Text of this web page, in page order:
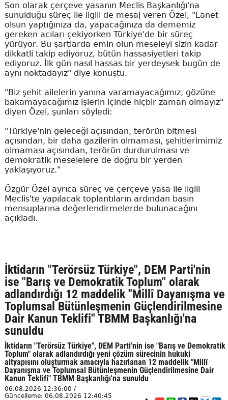
Son olarak çerçeve yasanın Meclis Başkanlığı'na
sunulduğu süreç ile ilgili de mesaj veren Özel, "Lanet
olsun yaptığınıza da, yapacağınıza da dememiz
gereken acıları çekiyorken Türkiye'de bir süreç
yürüyor. Bu şartlarda emin olun meseleyi sizin kadar
dikkatli takip ediyoruz, bütün hassasiyetleri takip
ediyoruz. İlk gün nasıl hassas bir yerdeysek bugün de
aynı noktadayız" diye konuştu.
"Biz şehit ailelerin yanına varamayacağımız, gözüne
bakamayacağımız işlerin içinde hiçbir zaman olmayız"
diyen Özel, şunları söyledi:
"Türkiye'nin geleceği açısından, terörün bitmesi
açısından, bir daha gazilerin olmaması, şehitlerimimiz
olmaması açısından, terörün durdurulması ve
demokratik meselelere de doğru bir yerden
yaklaşıyoruz."
Özgür Özel ayrıca süreç ve çerçeve yasa ile ilgili
Meclis'te yapılacak toplantıların ardından basın
mensuplarına değerlendirmelerde bulunacağını
açıkladı.
İktidarın "Terörsüz Türkiye", DEM Parti'nin
ise "Barış ve Demokratik Toplum" olarak
adlandırdığı 12 maddelik "Millî Dayanışma ve
Toplumsal Bütünleşmenin Güçlendirilmesine
Dair Kanun Teklifi" TBMM Başkanlığı'na
sunuldu
İktidarın "Terörsüz Türkiye", DEM Parti'nin ise "Barış ve Demokratik
Toplum" olarak adlandırdığı yeni çözüm sürecinin hukuki
altyapısını oluşturmak amacıyla hazırlanan 12 maddelik "Millî
Dayanışma ve Toplumsal Bütünleşmenin Güçlendirilmesine Dair
Kanun Teklifi" TBMM Başkanlığı'na sunuldu
06.08.2026 12:36:00 /
Güncelleme: 06.08.2026 12:40:45